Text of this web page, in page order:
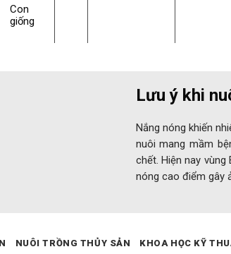
Con
giống
Lưu ý khi
Nắng nóng khiến
nuôi mang mầm
chết. Hiện nay
nóng cao điểm gây
NUÔI TRỒNG THỦY SẢN KHOA HỌC KỸ